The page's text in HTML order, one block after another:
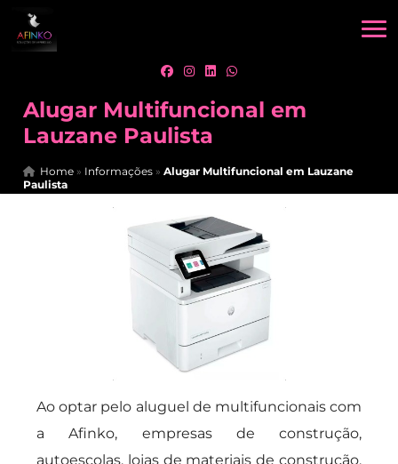
Alugar Multifuncional em
Lauzane Paulista
Home » Informações »Alugar Multifuncional em Lauzane
Paulista
Ao optar pelo aluguel de multifuncionais com
a Afinko, empresas de construção,
autoescolas, lojas de materiais de construção,